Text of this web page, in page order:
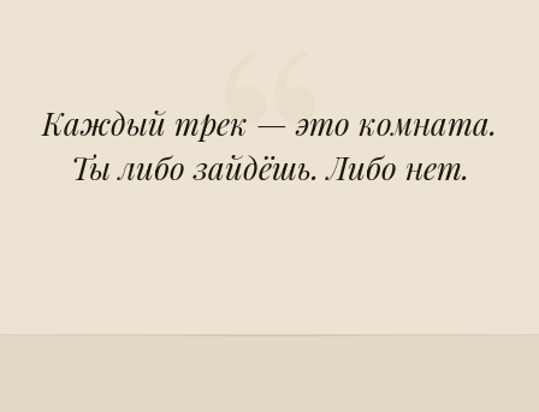
Каждый трек — это комната.
Ты либо зайдёшь. Либо нет.